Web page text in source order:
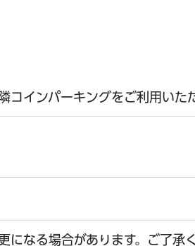
インパーキングをご利用いた
になる場合があります。ご了承